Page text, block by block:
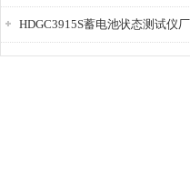
HDGC3915S蓄电池状态测试仪